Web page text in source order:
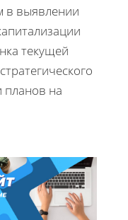
в выявлении
текущей
планов на